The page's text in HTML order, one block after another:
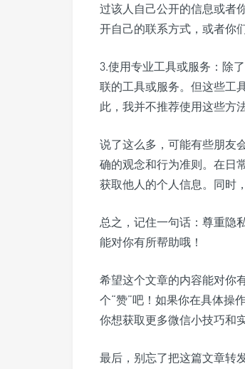
过该人自己公开的信息或者
开自己的联系方式，或者你
3.使用专业工具或服务：除
联的工具或服务。但这些工
此，我并不推荐使用这些方法
说了这么多，可能有些朋友
确的观念和行为准则。在日
获取他人的个人信息。同时
总之，记住一句话：尊重隐
能对你有所帮助哦！
希望这个文章的内容能对你
个“赞”吧！如果你在具体操
你想获取更多微信小技巧和
最后，别忘了把这篇文章转